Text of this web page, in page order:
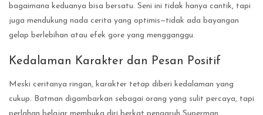
bagaimana keduanya bisa bersatu. Seni ini tidak hanya cantik, tapi
juga mendukung nada cerita yang optimis—tidak ada bayangan
gelap berlebihan atau efek gore yang mengganggu.
Kedalaman Karakter dan Pesan Positif
Meski ceritanya ringan, karakter tetap diberi kedalaman yang
cukup. Batman digambarkan sebagai orang yang sulit percaya, tapi